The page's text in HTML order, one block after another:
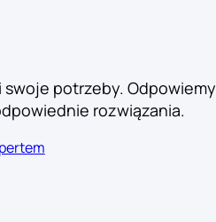
potrzeby.
rozwiązania.